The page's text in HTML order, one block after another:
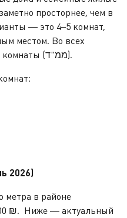
просторнее, чем в
— это 4–5 комнат,
местом. Во всех
квартирах есть защищённые комнаты (ממ"ד).
2026)
в районе
₪. Ниже — актуальный